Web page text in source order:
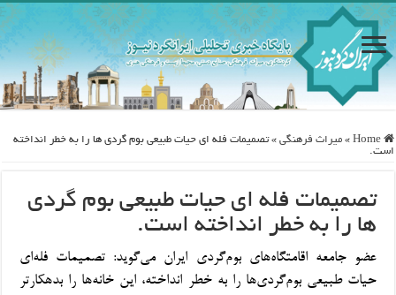
Home
» ميراث فرهنگی » تصمیمات فله ای حیات طبیعی بوم گردی ها را به خطر انداخته
است.
تصمیمات فله ای حیات طبیعی بوم گردی
ها را به خطر انداخته است.
عضو جامعه اقامتگاه‌های بوم‌گردی ایران می‌گوید: تصمیمات فله‌ای
حیات طبیعی بوم‌گردی‌ها را به خطر انداخته، این خانه‌ها را بدهکارتر